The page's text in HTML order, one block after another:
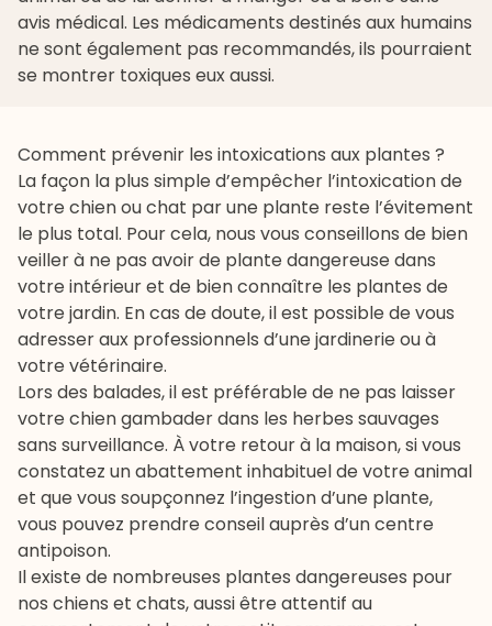
avis médical. Les médicaments destinés aux humains
ne sont également pas recommandés, ils pourraient
se montrer toxiques eux aussi.
Comment prévenir les intoxications aux plantes ?
La façon la plus simple d’empêcher l’intoxication de
votre chien ou chat par une plante reste l’évitement
le plus total. Pour cela, nous vous conseillons de bien
veiller à ne pas avoir de plante dangereuse dans
votre intérieur et de bien connaître les plantes de
votre jardin. En cas de doute, il est possible de vous
adresser aux professionnels d’une jardinerie ou à
votre vétérinaire.
Lors des balades, il est préférable de ne pas laisser
votre chien gambader dans les herbes sauvages
sans surveillance. À votre retour à la maison, si vous
constatez un abattement inhabituel de votre animal
et que vous soupçonnez l’ingestion d’une plante,
vous pouvez prendre conseil auprès d’un centre
antipoison.
Il existe de nombreuses plantes dangereuses pour
nos chiens et chats, aussi être attentif au